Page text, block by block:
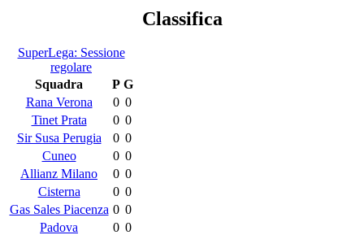
Classifica
SuperLega: Sessione
regolare
Squadra
P G
Rana Verona
0 0
Tinet Prata
0 0
Sir Susa Perugia
0 0
Cuneo
0 0
Allianz Milano
0 0
Cisterna
0 0
Gas Sales Piacenza 0 0
Padova
0 0